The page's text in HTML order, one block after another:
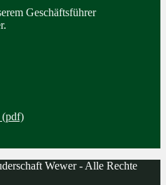
Geschäftsführer
(pdf)
Wewer - Alle Rechte